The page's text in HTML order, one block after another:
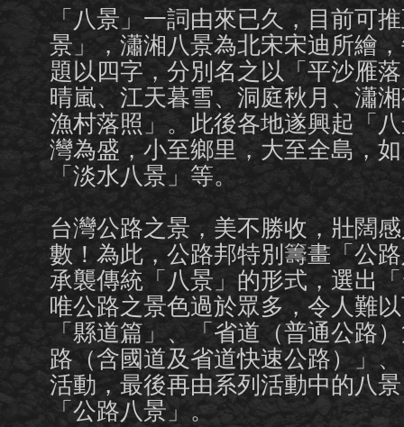
「八景」一詞由來已久，目前可
景」，瀟湘八景為北宋宋迪所繪
題以四字，分別名之以「平沙雁
晴嵐、江天暮雪、洞庭秋月、瀟
漁村落照」。此後各地遂興起「
灣為盛，小至鄉里，大至全島，
「淡水八景」等。
台灣公路之景，美不勝收，壯闊
數！為此，公路邦特別籌畫「公
承襲傳統「八景」的形式，選出
唯公路之景色過於眾多，令人難
「縣道篇」、「省道（普通公路
路（含國道及省道快速公路）」
活動，最後再由系列活動中的八
「公路八景」。